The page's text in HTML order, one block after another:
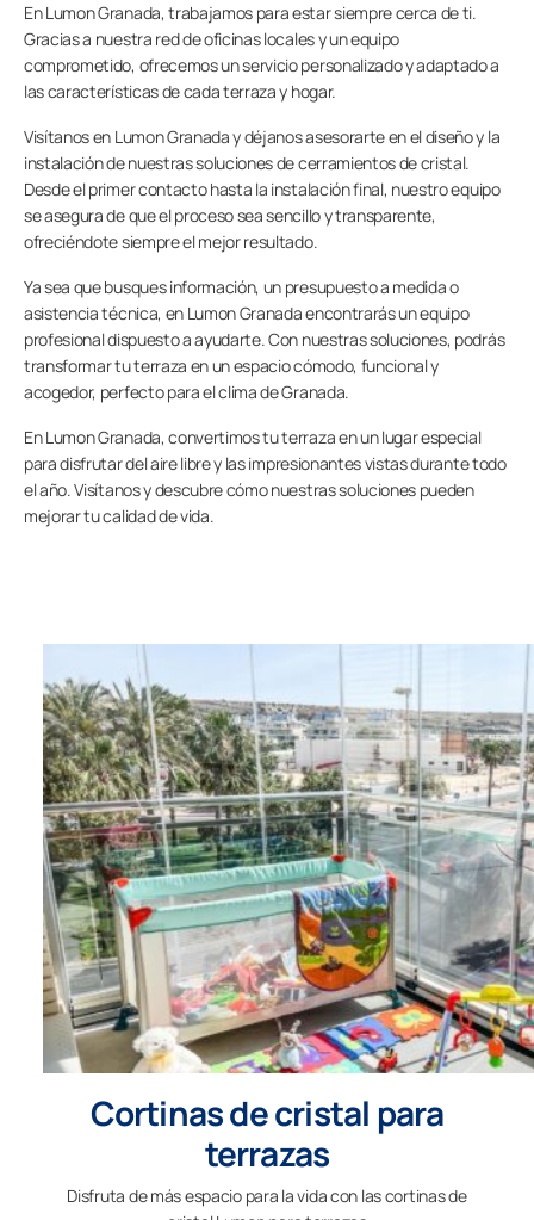
En Lumon Granada, trabajamos para estar siempre cerca de ti.
Gracias a nuestra red de oficinas locales y un equipo
comprometido, ofrecemos un servicio personalizado y adaptado a
las características de cada terraza y hogar.
Visítanos en Lumon Granada y déjanos asesorarte en el diseño y la
instalación de nuestras soluciones de cerramientos de cristal.
Desde el primer contacto hasta la instalación final, nuestro equipo
se asegura de que el proceso sea sencillo y transparente,
ofreciéndote siempre el mejor resultado.
Ya sea que busques información, un presupuesto a medida o
asistencia técnica, en Lumon Granada encontrarás un equipo
profesional dispuesto a ayudarte. Con nuestras soluciones, podrás
transformar tu terraza en un espacio cómodo, funcional y
acogedor, perfecto para el clima de Granada.
En Lumon Granada, convertimos tu terraza en un lugar especial
para disfrutar del aire libre y las impresionantes vistas durante todo
el año. Visítanos y descubre cómo nuestras soluciones pueden
mejorar tu calidad de vida.
Cortinas de cristal para
terrazas
Disfruta de más espacio para la vida con las cortinas de